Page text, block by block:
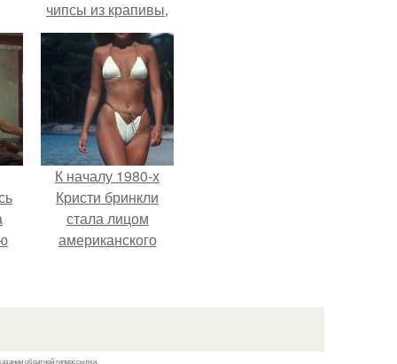
чипсы из крапивы,
которые
пользователи в
комментариях
называют
неожиданно
вкусными.
К началу 1980-х
Кристи бринкли
стала лицом
американского
воплощением
обратной гиперссылки.